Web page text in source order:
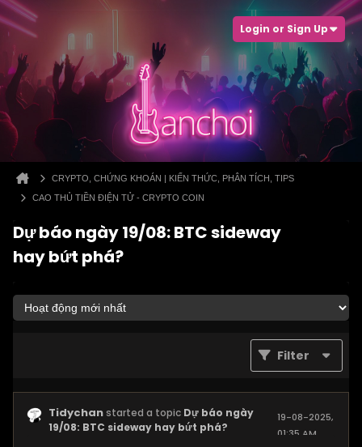
Login or Sign Up
CRYPTO, CHỨNG KHOÁN | KIẾN THỨC, PHÂN TÍCH, TIPS
CAO THỦ TIỀN ĐIỆN TỬ - CRYPTO COIN
Dự báo ngày 19/08: BTC sideway
hay bứt phá?
Filter
Tidychanstarted a topic Dự báo ngày
19/08: BTC sideway hay bứt phá?
19-08-2025,
01:35 AM